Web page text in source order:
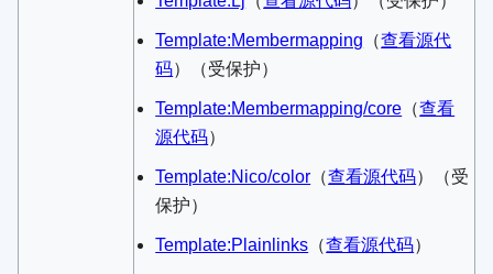
Template:Membermapping ​（查看源代
码）​（受保护）
Template:Membermapping/core ​（查看
源代码）​
Template:Nico/color ​（查看源代码）​（受
保护）
Template:Plainlinks ​（查看源代码）​